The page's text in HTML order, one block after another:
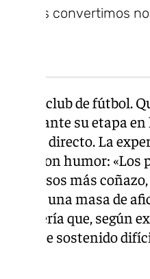
nos convertimos
con un club de fútbol.
CF durante su etapa
directo. La
con humor:
más
una masa de
que, según
sostenido